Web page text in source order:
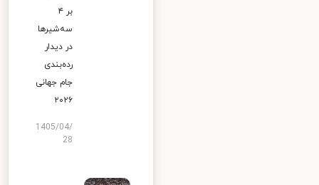
بر ۴
سه‌شیرها
در دیدار
رده‌بندی
جام جهانی
۲۰۲۶
1405/04/
28